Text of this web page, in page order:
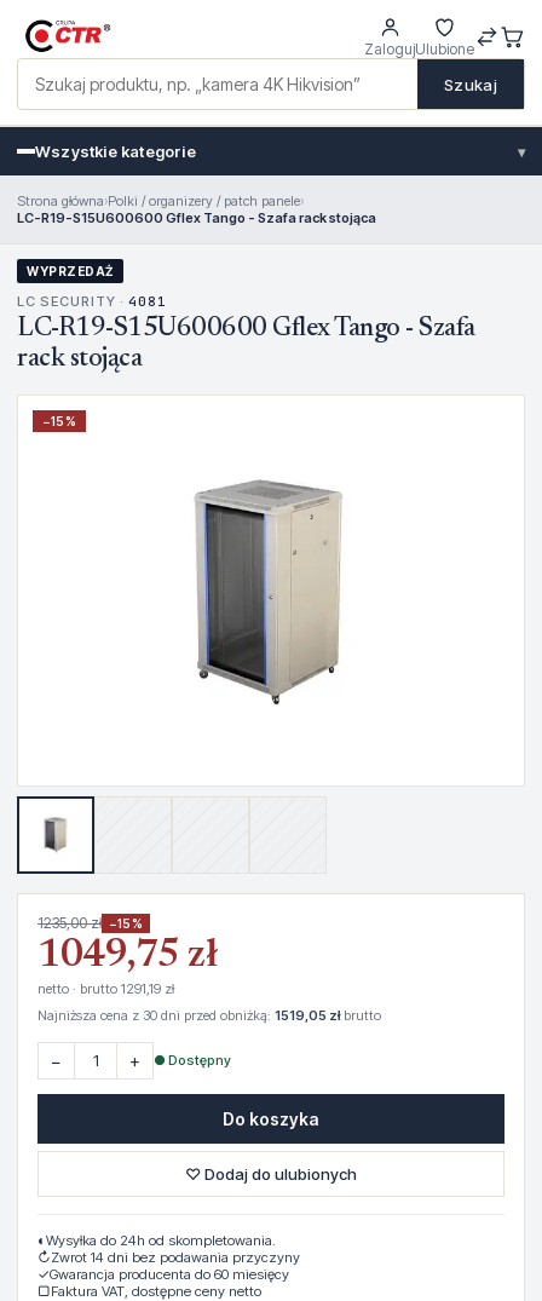
Szukaj
ZalogujUlubione
Wszystkie kategorie ▾
Strona główna›Polki / organizery / patch panele›
LC-R19-S15U600600 Gflex Tango - Szafa rack stojąca
WYPRZEDAŻ
LC SECURITY · 4081
LC-R19-S15U600600 Gflex Tango - Szafa
rack stojąca
−15%
1235,00 zł −15%
1049,75 zł
netto · brutto 1291,19 zł
Najniższa cena z 30 dni przed obniżką: 1519,05 złbrutto
− + ● Dostępny
Do koszyka
♡ Dodaj do ulubionych
◐ Wysyłka do 24h od skompletowania.
↻Zwrot 14 dni bez podawania przyczyny
✓Gwarancja producenta do 60 miesięcy
▢Faktura VAT, dostępne ceny netto